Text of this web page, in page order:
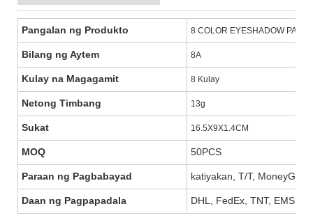
Pangalan ng Produkto 8 COLOR EYESHADOW
Bilang ng Aytem 8A
Kulay na Magagamit 8 Kulay
Netong Timbang 13g
Sukat 16.5X9X1.4CM
MOQ 50PCS
Paraan ng Pagbabayad katiyakan, T/T,
Daan ng Pagpapadala DHL, FedEx, TNT, EMS,